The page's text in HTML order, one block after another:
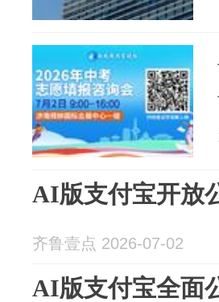
AI版支付宝开放
齐鲁壹点 2026-07-02
AI版支付宝全面